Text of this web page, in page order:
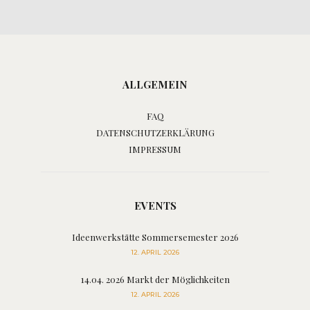
ALLGEMEIN
FAQ
DATENSCHUTZERKLÄRUNG
IMPRESSUM
EVENTS
Ideenwerkstätte Sommersemester 2026
12. APRIL 2026
14.04. 2026 Markt der Möglichkeiten
12. APRIL 2026